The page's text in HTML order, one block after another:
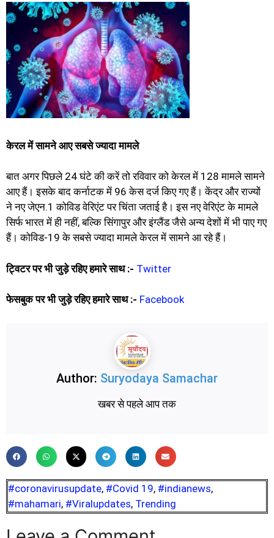
केरल में सामने आए सबसे ज्यादा मामले
बात अगर पिछले 24 घंटे की करें तो रविवार को केरल में 128 मामले सामने
आए हैं। इसके बाद कर्नाटक में 96 केस दर्ज किए गए हैं। केंद्र और राज्यों
ने नए जेएन.1 कोविड वेरिएंट पर चिंता जताई है। इस नए वेरिएंट के मामले
सिर्फ भारत में ही नहीं, बल्कि सिंगापुर और इंग्लैंड जैसे अन्य देशों में भी पाए गए
हैं। कोविड-19 के सबसे ज्यादा मामले केरल में सामने आ रहे हैं।
ट्विटर पर भी जुड़े रहिए हमारे साथ :- Twitter
फेसबुक पर भी जुड़े रहिए हमारे साथ :- Facebook
Author: Suryodaya Samachar
खबर से पहले आप तक
#coronavirusupdate, #Covid 19, #indianews,
#mahamari, #Viralupdates, Trending